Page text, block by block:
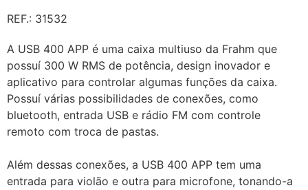
REF.: 31532
A USB 400 APP é uma caixa multiuso da Frahm que
possuí 300 W RMS de potência, design inovador e
aplicativo para controlar algumas funções da caixa.
Possuí várias possibilidades de conexões, como
bluetooth, entrada USB e rádio FM com controle
remoto com troca de pastas.
Além dessas conexões, a USB 400 APP tem uma
entrada para violão e outra para microfone, tonando-a